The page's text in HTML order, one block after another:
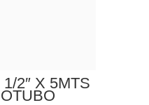
2″ X 5MTS